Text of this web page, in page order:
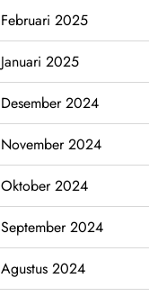
Februari 2025
Januari 2025
Desember 2024
November 2024
Oktober 2024
September 2024
Agustus 2024